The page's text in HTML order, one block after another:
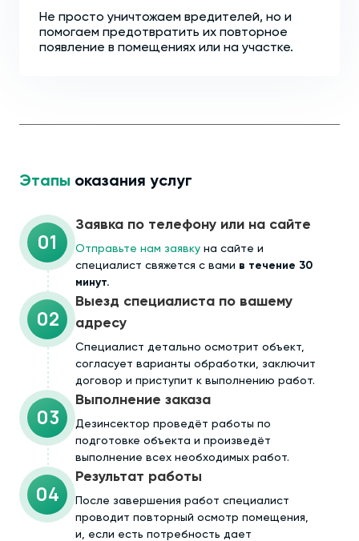
Не просто уничтожаем вредителей, но и
помогаем предотвратить их повторное
появление в помещениях или на участке.
Этапы оказания услуг
01
Заявка по телефону или на сайте
Отправьте нам заявку на сайте и
специалист свяжется с вами в течение 30
минут.
02
Выезд специалиста по вашему
адресу
Cпециалист детально осмотрит объект,
согласует варианты обработки, заключит
договор и приступит к выполнению работ.
03
Выполнение заказа
Дезинсектор проведёт работы по
подготовке объекта и произведёт
выполнение всех необходимых работ.
04
Результат работы
После завершения работ специалист
проводит повторный осмотр помещения,
и, если есть потребность дает